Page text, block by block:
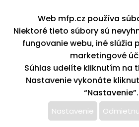
K stiahnutiu
Blog
Kontakt
Kariéra
XML feed
Copyright © 2026, MFP paper s. r. o. |
Tento web používa k
Web mfp.cz používa
Niektoré tieto súbory sú
fungovanie webu, iné slúžia
marketingové
Súhlas udelíte kliknutím na
Nastavenie vykonáte
“Nastavenie”.
Nastavenie